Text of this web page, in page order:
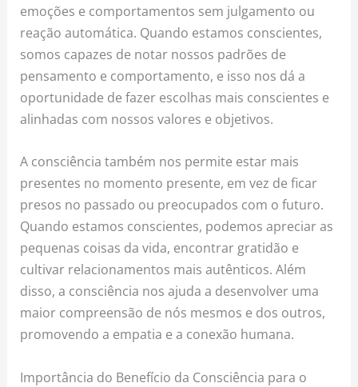
emoções e comportamentos sem julgamento ou
reação automática. Quando estamos conscientes,
somos capazes de notar nossos padrões de
pensamento e comportamento, e isso nos dá a
oportunidade de fazer escolhas mais conscientes e
alinhadas com nossos valores e objetivos.
A consciência também nos permite estar mais
presentes no momento presente, em vez de ficar
presos no passado ou preocupados com o futuro.
Quando estamos conscientes, podemos apreciar as
pequenas coisas da vida, encontrar gratidão e
cultivar relacionamentos mais autênticos. Além
disso, a consciência nos ajuda a desenvolver uma
maior compreensão de nós mesmos e dos outros,
promovendo a empatia e a conexão humana.
Importância do Benefício da Consciência para o